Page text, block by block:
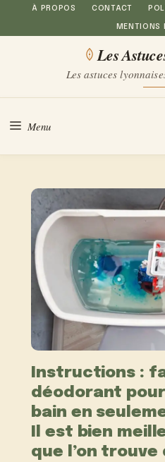
Aller
au
À PROPOS CONTACT
MENTIONS
Les
Les astuces
Menu
Instructions :
déodorant
bain en
Il est bien
que l’on trouve